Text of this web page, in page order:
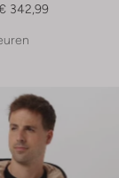
342,99